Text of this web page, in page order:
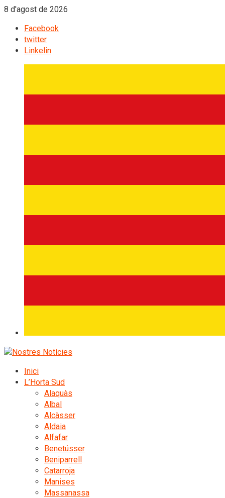
8 d'agost de 2026
Facebook
twitter
Linkelin
Inici
L’Horta Sud
Alaquàs
Albal
Alcàsser
Aldaia
Alfafar
Benetússer
Beniparrell
Catarroja
Manises
Massanassa